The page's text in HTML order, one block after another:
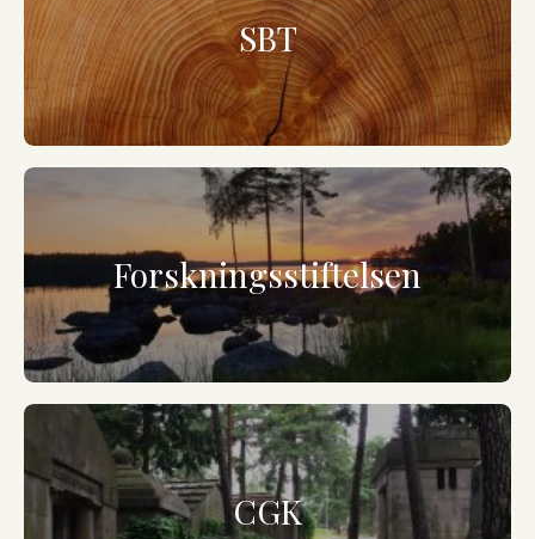
SBT
Forskningsstiftelsen
CGK